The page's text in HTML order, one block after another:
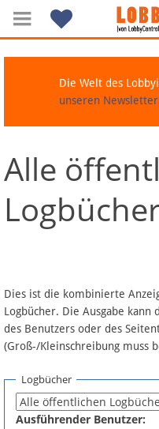
Navigation
Über Lobbypedia
Artikel nach Kategorien
FAQ
Fördermitglied werden
Die Welt des
unseren
Alle
Dies ist die kombinierte
Logbücher. Die Ausgabe kann
des Benutzers oder des
(Groß-/Kleinschreibung muss
Logbücher
Ausführender Benutzer: